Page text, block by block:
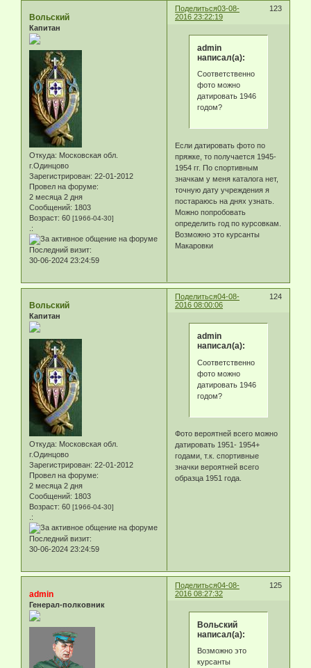
Поделиться 123
03-08-
2016 23:22:19
Вольский
Капитан
Откуда: Московская обл.
г.Одинцово
Зарегистрирован: 22-01-2012
Провел на форуме:
2 месяца 2 дня
Сообщений: 1803
Возраст: 60 [1966-04-30]
.:
Последний визит:
30-06-2024 23:24:59
admin
написал(а):
Соответственно
фото можно
датировать 1946
годом?
Если датировать фото по
пряжке, то получается 1945-
1954 гг. По спортивным
значкам у меня каталога нет,
точную дату учреждения я
постараюсь на днях узнать.
Можно попробовать
определить год по курсовкам.
Возможно это курсанты
Макаровки
Поделиться 124
04-08-
2016 08:00:06
Вольский
Капитан
Откуда: Московская обл.
г.Одинцово
Зарегистрирован: 22-01-2012
Провел на форуме:
2 месяца 2 дня
Сообщений: 1803
Возраст: 60 [1966-04-30]
.:
Последний визит:
30-06-2024 23:24:59
admin
написал(а):
Соответственно
фото можно
датировать 1946
годом?
Фото вероятней всего можно
датировать 1951- 1954+
годами, т.к. спортивные
значки вероятней всего
образца 1951 года.
Поделиться 125
04-08-
2016 08:27:32
admin
Генерал-полковник
Вольский
написал(а):
Возможно это
курсанты